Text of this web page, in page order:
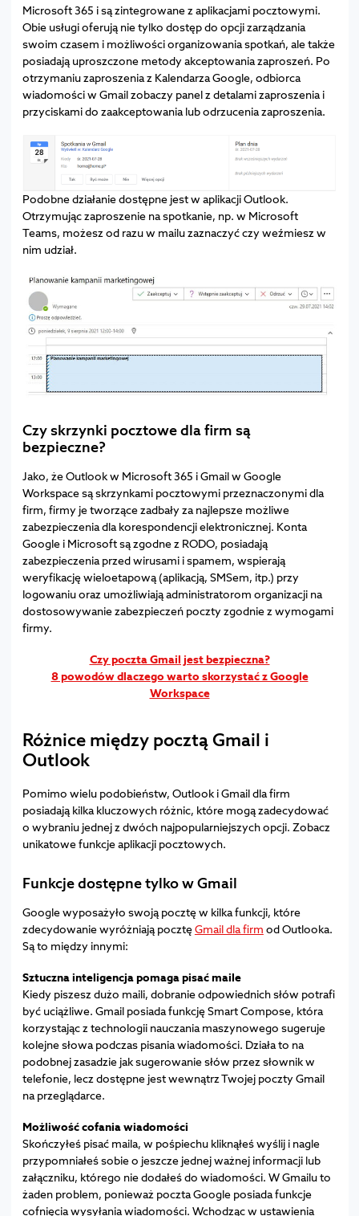
Microsoft 365 i są zintegrowane z aplikacjami pocztowymi.
Obie usługi oferują nie tylko dostęp do opcji zarządzania
swoim czasem i możliwości organizowania spotkań, ale także
posiadają uproszczone metody akceptowania zaproszeń. Po
otrzymaniu zaproszenia z Kalendarza Google, odbiorca
wiadomości w Gmail zobaczy panel z detalami zaproszenia i
przyciskami do zaakceptowania lub odrzucenia zaproszenia.
Podobne działanie dostępne jest w aplikacji Outlook.
Otrzymując zaproszenie na spotkanie, np. w Microsoft
Teams, możesz od razu w mailu zaznaczyć czy weźmiesz w
nim udział.
Czy skrzynki pocztowe dla firm są
bezpieczne?
Jako, że Outlook w Microsoft 365 i Gmail w Google
Workspace są skrzynkami pocztowymi przeznaczonymi dla
firm, firmy je tworzące zadbały za najlepsze możliwe
zabezpieczenia dla korespondencji elektronicznej. Konta
Google i Microsoft są zgodne z RODO, posiadają
zabezpieczenia przed wirusami i spamem, wspierają
weryfikację wieloetapową (aplikacją, SMSem, itp.) przy
logowaniu oraz umożliwiają administratorom organizacji na
dostosowywanie zabezpieczeń poczty zgodnie z wymogami
firmy.
Czy poczta Gmail jest bezpieczna?
8 powodów dlaczego warto skorzystać z Google
Workspace
Różnice między pocztą Gmail i
Outlook
Pomimo wielu podobieństw, Outlook i Gmail dla firm
posiadają kilka kluczowych różnic, które mogą zadecydować
o wybraniu jednej z dwóch najpopularniejszych opcji. Zobacz
unikatowe funkcje aplikacji pocztowych.
Funkcje dostępne tylko w Gmail
Google wyposażyło swoją pocztę w kilka funkcji, które
zdecydowanie wyróżniają pocztęGmail dla firm od Outlooka.
Są to między innymi:
Sztuczna inteligencja pomaga pisać maile
Kiedy piszesz dużo maili, dobranie odpowiednich słów potrafi
być uciążliwe. Gmail posiada funkcję Smart Compose, która
korzystając z technologii nauczania maszynowego sugeruje
kolejne słowa podczas pisania wiadomości. Działa to na
podobnej zasadzie jak sugerowanie słów przez słownik w
telefonie, lecz dostępne jest wewnątrz Twojej poczty Gmail
na przeglądarce.
Możliwość cofania wiadomości
Skończyłeś pisać maila, w pośpiechu kliknąłeś wyślij i nagle
przypomniałeś sobie o jeszcze jednej ważnej informacji lub
załączniku, którego nie dodałeś do wiadomości. W Gmailu to
żaden problem, ponieważ poczta Google posiada funkcje
cofnięcia wysyłania wiadomości. Wchodząc w ustawienia